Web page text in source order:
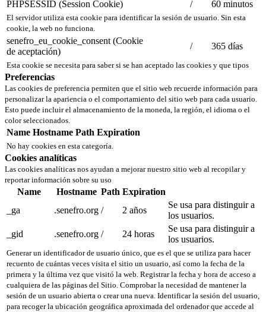
PHPSESSID (Session Cookie)
/ 60 minutos
El servidor utiliza esta cookie para identificar la sesión de usuario. Sin esta
cookie, la web no funciona.
senefro_eu_cookie_consent (Cookie
de aceptación)
/ 365 días
Esta cookie se necesita para saber si se han aceptado las cookies y que tipos
Preferencias
Las cookies de preferencia permiten que el sitio web recuerde información para
personalizar la apariencia o el comportamiento del sitio web para cada usuario.
Esto puede incluir el almacenamiento de la moneda, la región, el idioma o el
color seleccionados.
Name Hostname Path Expiration
No hay cookies en esta categoría.
Cookies analíticas
Las cookies analíticas nos ayudan a mejorar nuestro sitio web al recopilar y
reportar información sobre su uso
Name Hostname Path Expiration
_ga
.senefro.org / 2 años
Se usa para distinguir a
los usuarios.
_gid
.senefro.org / 24 horas
Se usa para distinguir a
los usuarios.
Generar un identificador de usuario único, que es el que se utiliza para hacer
recuento de cuántas veces visita el sitio un usuario, así como la fecha de la
primera y la última vez que visitó la web. Registrar la fecha y hora de acceso a
cualquiera de las páginas del Sitio. Comprobar la necesidad de mantener la
sesión de un usuario abierta o crear una nueva. Identificar la sesión del usuario,
para recoger la ubicación geográfica aproximada del ordenador que accede al